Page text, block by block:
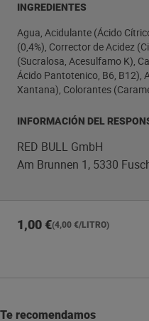
INGREDIENTES
Agua, Acidulante (Ácido
(0,4%), Corrector de Acidez
(Sucralosa, Acesulfamo K),
Ácido Pantotenico, B6, B12),
Xantana), Colorantes
INFORMACIÓN DEL
RED BULL GmbH
Am Brunnen 1, 5330
1,00 €(4,00 €/LITRO)
Te recomendamos